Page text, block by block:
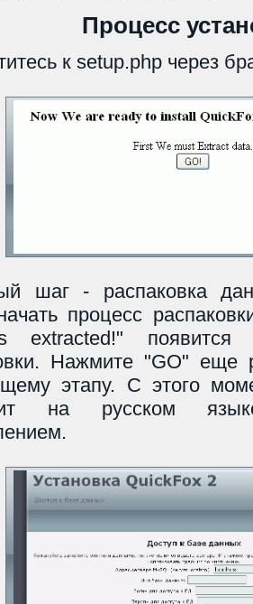
Процесс
к setup.php через
шаг - распаковка
процесс
extracted!" появится
Нажмите "GO" еще
этапу. С этого
на русском